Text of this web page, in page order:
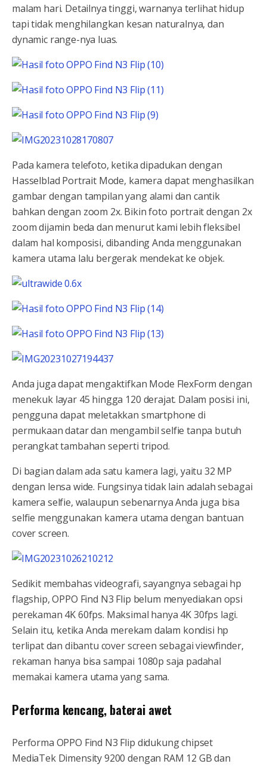
malam hari. Detailnya tinggi, warnanya terlihat hidup
tapi tidak menghilangkan kesan naturalnya, dan
dynamic range-nya luas.
Pada kamera telefoto, ketika dipadukan dengan
Hasselblad Portrait Mode, kamera dapat menghasilkan
gambar dengan tampilan yang alami dan cantik
bahkan dengan zoom 2x. Bikin foto portrait dengan 2x
zoom dijamin beda dan menurut kami lebih fleksibel
dalam hal komposisi, dibanding Anda menggunakan
kamera utama lalu bergerak mendekat ke objek.
Anda juga dapat mengaktifkan Mode FlexForm dengan
menekuk layar 45 hingga 120 derajat. Dalam posisi ini,
pengguna dapat meletakkan smartphone di
permukaan datar dan mengambil selfie tanpa butuh
perangkat tambahan seperti tripod.
Di bagian dalam ada satu kamera lagi, yaitu 32 MP
dengan lensa wide. Fungsinya tidak lain adalah sebagai
kamera selfie, walaupun sebenarnya Anda juga bisa
selfie menggunakan kamera utama dengan bantuan
cover screen.
Sedikit membahas videografi, sayangnya sebagai hp
flagship, OPPO Find N3 Flip belum menyediakan opsi
perekaman 4K 60fps. Maksimal hanya 4K 30fps lagi.
Selain itu, ketika Anda merekam dalam kondisi hp
terlipat dan dibantu cover screen sebagai viewfinder,
rekaman hanya bisa sampai 1080p saja padahal
memakai kamera utama yang sama.
Performa kencang, baterai awet
Performa OPPO Find N3 Flip didukung chipset
MediaTek Dimensity 9200 dengan RAM 12 GB dan